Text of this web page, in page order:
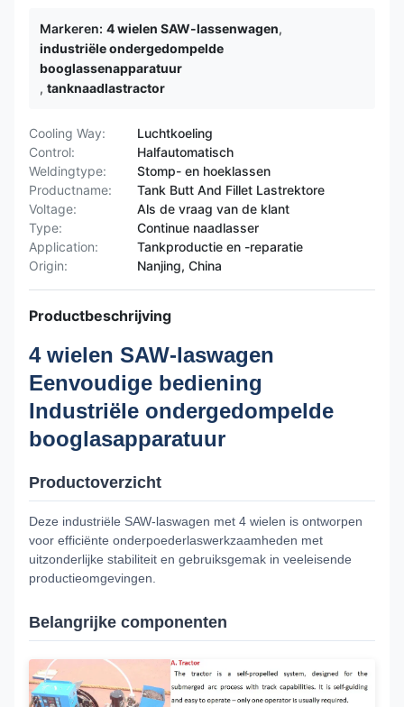
Markeren: 4 wielen SAW-lassenwagen,
industriële ondergedompelde
booglassenapparatuur
, tanknaadlastractor
Cooling Way:
Luchtkoeling
Control:
Halfautomatisch
Weldingtype:
Stomp- en hoeklassen
Productname:
Tank Butt And Fillet Lastrektore
Voltage:
Als de vraag van de klant
Type:
Continue naadlasser
Application:
Tankproductie en -reparatie
Origin:
Nanjing, China
Productbeschrijving
4 wielen SAW-laswagen
Eenvoudige bediening
Industriële ondergedompelde
booglasapparatuur
Productoverzicht
Deze industriële SAW-laswagen met 4 wielen is ontworpen
voor efficiënte onderpoederlaswerkzaamheden met
uitzonderlijke stabiliteit en gebruiksgemak in veeleisende
productieomgevingen.
Belangrijke componenten